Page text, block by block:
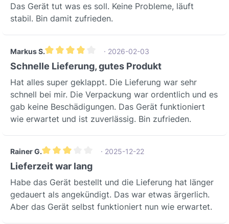
Das Gerät tut was es soll. Keine Probleme, läuft
stabil. Bin damit zufrieden.
Markus S.
Durchschnittliche Bewertung von 4 von 5 Sternen
· 2026-02-03
Schnelle Lieferung, gutes Produkt
Hat alles super geklappt. Die Lieferung war sehr
schnell bei mir. Die Verpackung war ordentlich und es
gab keine Beschädigungen. Das Gerät funktioniert
wie erwartet und ist zuverlässig. Bin zufrieden.
Rainer G.
Durchschnittliche Bewertung von 3 von 5 Sternen
· 2025-12-22
Lieferzeit war lang
Habe das Gerät bestellt und die Lieferung hat länger
gedauert als angekündigt. Das war etwas ärgerlich.
Aber das Gerät selbst funktioniert nun wie erwartet.